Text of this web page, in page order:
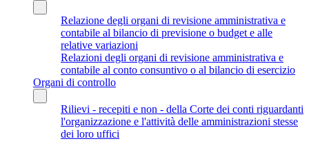
Relazione degli organi di revisione amministrativa e
contabile al bilancio di previsione o budget e alle
relative variazioni
Relazioni degli organi di revisione amministrativa e
contabile al conto consuntivo o al bilancio di esercizio
Organi di controllo
Rilievi - recepiti e non - della Corte dei conti riguardanti
l'organizzazione e l'attività delle amministrazioni stesse
dei loro uffici